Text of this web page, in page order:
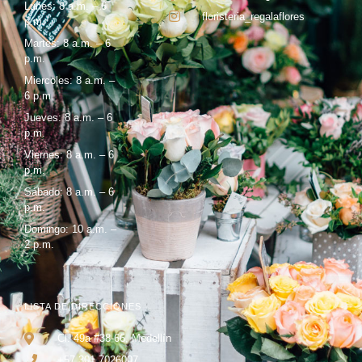
LISTA DE DIRECCIONES
Cl. 49a #38-66, Medellín
floristeria_regalaflores
Lunes: 8 a.m. – 6
p.m.
Martes: 8 a.m. – 6
p.m.
Miercoles: 8 a.m. –
6 p.m.
Jueves: 8 a.m. – 6
p.m.
Viernes: 8 a.m. – 6
p.m.
Sábado: 8 a.m. – 6
p.m.
Domingo: 10 a.m. –
2 p.m.